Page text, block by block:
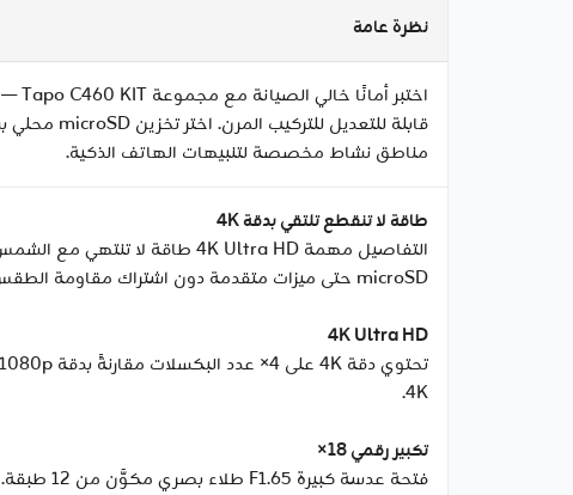
نظرة عامة
مناطق نشاط مخصصة لتنبيهات الهاتف الذكية.
طاقة لا تنقطع تلتقي بدقة 4K
microSD حتى ميزات متقدمة دون اشتراك مقاومة الطقس مصممة لأي ظروف رؤية ليلية ملونة بتقنية starlight.
4K Ultra HD
4K.
تكبير رقمي 18×
فتحة عدسة كبيرة F1.65 طلاء بصري مكوَّن من 12 طبقة.